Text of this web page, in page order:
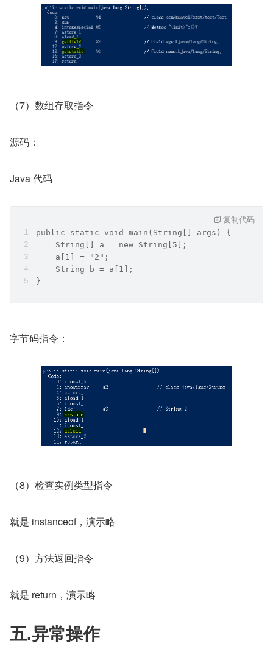
（7）数组存取指令
源码：
Java 代码
public static void main(String[] args) {
    String[] a = new String[5];
    a[1] = "2";
    String b = a[1];
}
复制代码
字节码指令：
（8）检查实例类型指令
就是 instanceof，演示略
（9）方法返回指令
就是 return，演示略
五.异常操作